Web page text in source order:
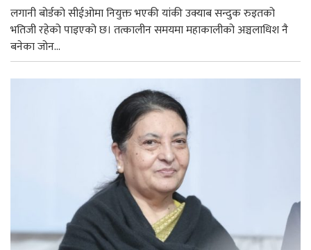
लगानी बोर्डको सीईओमा नियुक्त भएकी यांकी उक्याब सन्दुक रुइतको
भतिजी रहेको पाइएको छ। तत्कालीन समयमा महाकालीको अञ्चलाधिश नै
बनेका जोन...